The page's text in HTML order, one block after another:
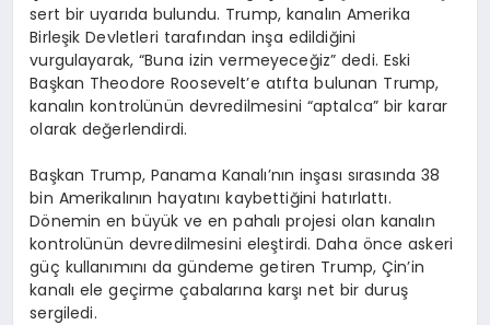
sert bir uyarıda bulundu. Trump, kanalın Amerika
Birleşik Devletleri tarafından inşa edildiğini
vurgulayarak, “Buna izin vermeyeceğiz” dedi. Eski
Başkan Theodore Roosevelt’e atıfta bulunan Trump,
kanalın kontrolünün devredilmesini “aptalca” bir karar
olarak değerlendirdi.
Başkan Trump, Panama Kanalı’nın inşası sırasında 38
bin Amerikalının hayatını kaybettiğini hatırlattı.
Dönemin en büyük ve en pahalı projesi olan kanalın
kontrolünün devredilmesini eleştirdi. Daha önce askeri
güç kullanımını da gündeme getiren Trump, Çin’in
kanalı ele geçirme çabalarına karşı net bir duruş
sergiledi.